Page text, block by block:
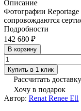
Описание
Фотографии
сопровождаются
Подробности
142 680 ₽
В корзину
Купить в 1 клик
Рассчитать доставку
Хочу в подарок
Автор: Renat Renee Ell